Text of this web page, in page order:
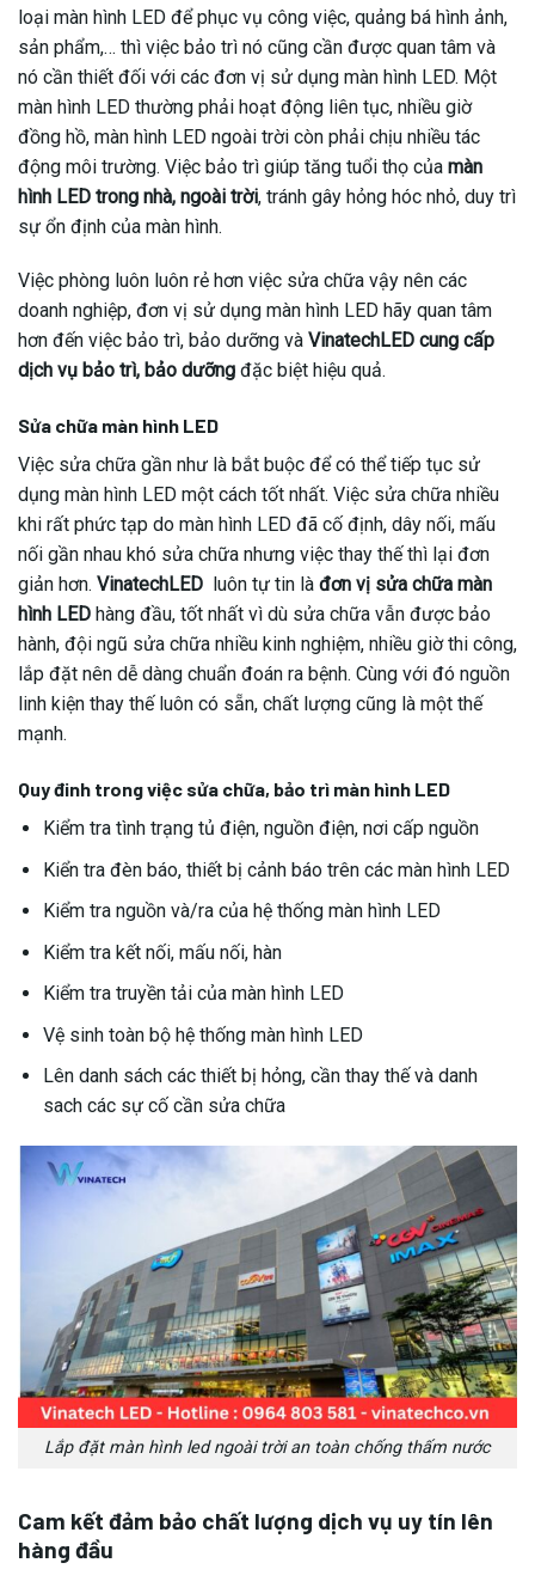
loại màn hình LED để phục vụ công việc, quảng bá hình ảnh,
sản phẩm,… thì việc bảo trì nó cũng cần được quan tâm và
nó cần thiết đối với các đơn vị sử dụng màn hình LED. Một
màn hình LED thường phải hoạt động liên tục, nhiều giờ
đồng hồ, màn hình LED ngoài trời còn phải chịu nhiều tác
động môi trường. Việc bảo trì giúp tăng tuổi thọ của màn
hình LED trong nhà, ngoài trời, tránh gây hỏng hóc nhỏ, duy trì
sự ổn định của màn hình.
Việc phòng luôn luôn rẻ hơn việc sửa chữa vậy nên các
doanh nghiệp, đơn vị sử dụng màn hình LED hãy quan tâm
hơn đến việc bảo trì, bảo dưỡng và VinatechLED cung cấp
dịch vụ bảo trì, bảo dưỡng đặc biệt hiệu quả.
Sửa chữa màn hình LED
Việc sửa chữa gần như là bắt buộc để có thể tiếp tục sử
dụng màn hình LED một cách tốt nhất. Việc sửa chữa nhiều
khi rất phức tạp do màn hình LED đã cố định, dây nối, mấu
nối gần nhau khó sửa chữa nhưng việc thay thế thì lại đơn
giản hơn. VinatechLED luôn tự tin là đơn vị sửa chữa màn
hình LED hàng đầu, tốt nhất vì dù sửa chữa vẫn được bảo
hành, đội ngũ sửa chữa nhiều kinh nghiệm, nhiều giờ thi công,
lắp đặt nên dễ dàng chuẩn đoán ra bệnh. Cùng với đó nguồn
linh kiện thay thế luôn có sẵn, chất lượng cũng là một thế
mạnh.
Quy đinh trong việc sửa chữa, bảo trì màn hình LED
Kiểm tra tình trạng tủ điện, nguồn điện, nơi cấp nguồn
Kiển tra đèn báo, thiết bị cảnh báo trên các màn hình LED
Kiểm tra nguồn và/ra của hệ thống màn hình LED
Kiểm tra kết nối, mấu nối, hàn
Kiểm tra truyền tải của màn hình LED
Vệ sinh toàn bộ hệ thống màn hình LED
Lên danh sách các thiết bị hỏng, cần thay thế và danh
sach các sự cố cần sửa chữa
Lắp đặt màn hình led ngoài trời an toàn chống thấm nước
Cam kết đảm bảo chất lượng dịch vụ uy tín lên
hàng đầu